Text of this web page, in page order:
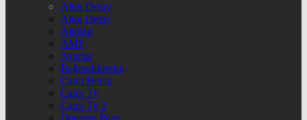
Altın Detay
Altın Detay
Altınlar
AMP
Ayarlar
Beğendiklerim
Canlı Borsa
Canlı Tv
Canlı Tv 2